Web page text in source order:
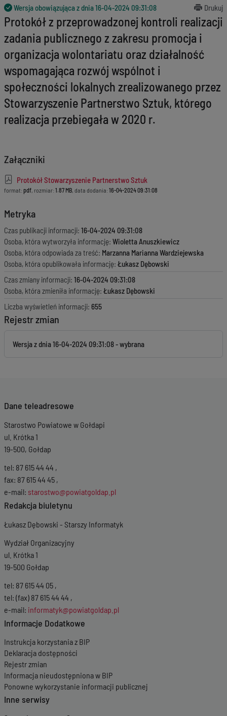
Wersja obowiązująca z dnia16-04-2024 09:31:08 Drukuj
Protokół z przeprowadzonej kontroli realizacji
zadania publicznego z zakresu promocja i
organizacja wolontariatu oraz działalność
wspomagająca rozwój wspólnot i
społeczności lokalnych zrealizowanego przez
Stowarzyszenie Partnerstwo Sztuk, którego
realizacja przebiegała w 2020 r.
Załączniki
Protokół Stowarzyszenie Partnerstwo Sztuk
format: pdf, rozmiar: 1.87 MB, data dodania: 16-04-2024 09:31:08
Metryka
Czas publikacji informacji: 16-04-2024 09:31:08
Osoba, która wytworzyła informację: Wioletta Anuszkiewicz
Osoba, która odpowiada za treść: Marzanna Marianna Wardziejewska
Osoba, która opublikowała informację: Łukasz Dębowski
Czas zmiany informacji: 16-04-2024 09:31:08
Osoba, która zmieniła informację: Łukasz Dębowski
Liczba wyświetleń informacji: 655
Rejestr zmian
Wersja z dnia16-04-2024 09:31:08
Dane teleadresowe
Starostwo Powiatowe w Gołdapi
ul. Krótka 1
19-500, Gołdap
tel: 87 615 44 44 ,
fax: 87 615 44 45 ,
e-mail: starostwo@powiatgoldap.pl
Redakcja biuletynu
Łukasz Dębowski - Starszy Informatyk
Wydział Organizacyjny
ul. Krótka 1
19-500 Gołdap
tel: 87 615 44 05 ,
tel: (fax) 87 615 44 44 ,
e-mail: informatyk@powiatgoldap.pl
Informacje Dodatkowe
Instrukcja korzystania z BIP
Deklaracja dostępności
Rejestr zmian
Informacja nieudostępniona w BIP
Ponowne wykorzystanie informacji publicznej
Inne serwisy